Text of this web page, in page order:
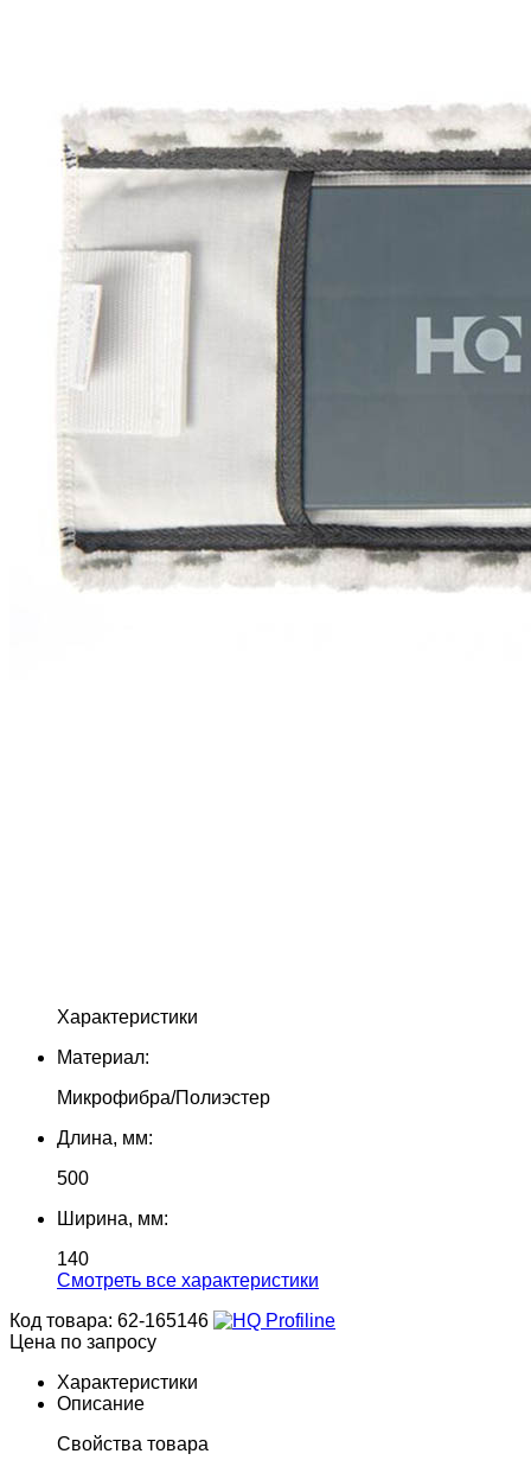
Характеристики
Материал:
Микрофибра/Полиэстер
Длина, мм:
500
Ширина, мм:
140
Cмотреть все характеристики
Код товара: 62-165146
Цена по запросу
Характеристики
Описание
Свойства товара